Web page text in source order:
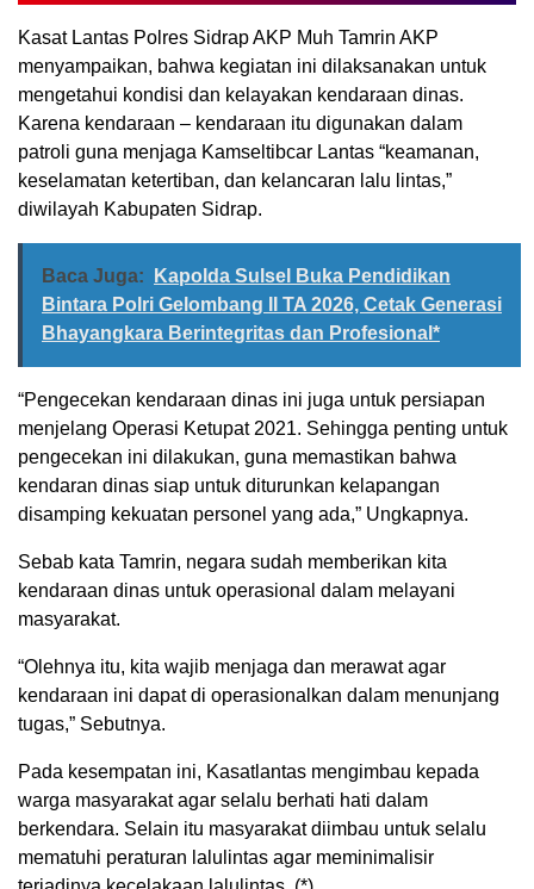
Kasat Lantas Polres Sidrap AKP Muh Tamrin AKP
menyampaikan, bahwa kegiatan ini dilaksanakan untuk
mengetahui kondisi dan kelayakan kendaraan dinas.
Karena kendaraan – kendaraan itu digunakan dalam
patroli guna menjaga Kamseltibcar Lantas “keamanan,
keselamatan ketertiban, dan kelancaran lalu lintas,”
diwilayah Kabupaten Sidrap.
Baca Juga:
Kapolda Sulsel Buka Pendidikan
Bintara Polri Gelombang II TA 2026, Cetak Generasi
Bhayangkara Berintegritas dan Profesional*
“Pengecekan kendaraan dinas ini juga untuk persiapan
menjelang Operasi Ketupat 2021. Sehingga penting untuk
pengecekan ini dilakukan, guna memastikan bahwa
kendaran dinas siap untuk diturunkan kelapangan
disamping kekuatan personel yang ada,” Ungkapnya.
Sebab kata Tamrin, negara sudah memberikan kita
kendaraan dinas untuk operasional dalam melayani
masyarakat.
“Olehnya itu, kita wajib menjaga dan merawat agar
kendaraan ini dapat di operasionalkan dalam menunjang
tugas,” Sebutnya.
Pada kesempatan ini, Kasatlantas mengimbau kepada
warga masyarakat agar selalu berhati hati dalam
berkendara. Selain itu masyarakat diimbau untuk selalu
mematuhi peraturan lalulintas agar meminimalisir